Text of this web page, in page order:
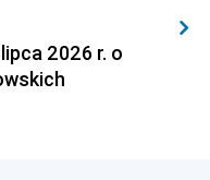
2026 r. o